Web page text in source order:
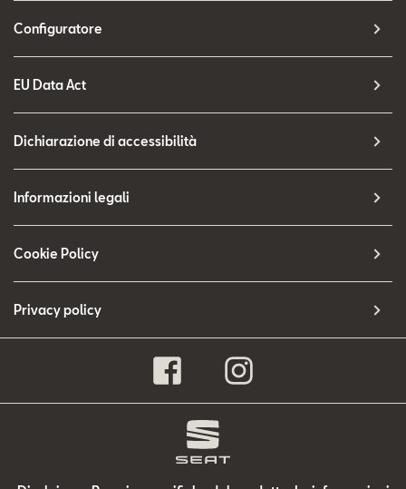
Configuratore
EU Data Act
Dichiarazione di accessibilità
Informazioni legali
Cookie Policy
Privacy policy